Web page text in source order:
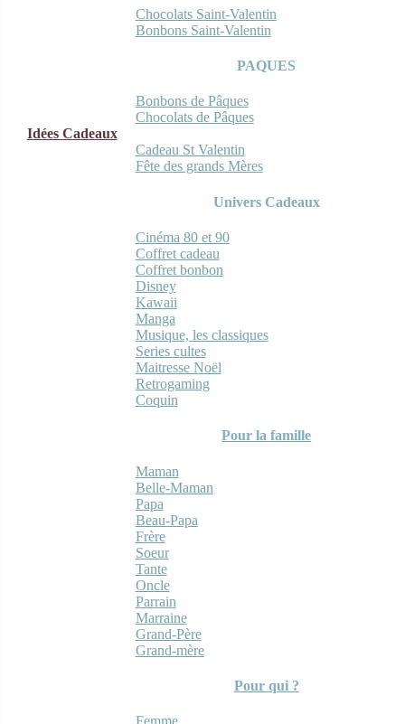
Chocolats Saint-Valentin
Bonbons Saint-Valentin
PAQUES
Bonbons de Pâques
Chocolats de Pâques
Idées Cadeaux
Cadeau St Valentin
Fête des grands Mères
Univers Cadeaux
Cinéma 80 et 90
Coffret cadeau
Coffret bonbon
Disney
Kawaii
Manga
Musique, les classiques
Series cultes
Maitresse Noël
Retrogaming
Coquin
Pour la famille
Maman
Belle-Maman
Papa
Beau-Papa
Frère
Soeur
Tante
Oncle
Parrain
Marraine
Grand-Père
Grand-mère
Pour qui ?
Femme